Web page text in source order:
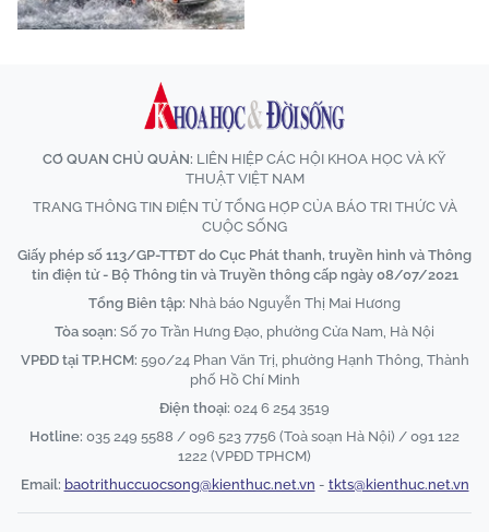
CƠ QUAN CHỦ QUẢN: LIÊN HIỆP CÁC HỘI KHOA HỌC VÀ KỸ
THUẬT VIỆT NAM
TRANG THÔNG TIN ĐIỆN TỬ TỔNG HỢP CỦA BÁO TRI THỨC VÀ
CUỘC SỐNG
Giấy phép số 113/GP-TTĐT do Cục Phát thanh, truyền hình và Thông
tin điện tử - Bộ Thông tin và Truyền thông cấp ngày 08/07/2021
Tổng Biên tập: Nhà báo Nguyễn Thị Mai Hương
Tòa soạn: Số 70 Trần Hưng Đạo, phường Cửa Nam, Hà Nội
VPĐD tại TP.HCM: 590/24 Phan Văn Trị, phường Hạnh Thông, Thành
phố Hồ Chí Minh
Điện thoại: 024 6 254 3519
Hotline: 035 249 5588 / 096 523 7756 (Toà soạn Hà Nội) / 091 122
1222 (VPĐD TPHCM)
Email: baotrithuccuocsong@kienthuc.net.vn - tkts@kienthuc.net.vn